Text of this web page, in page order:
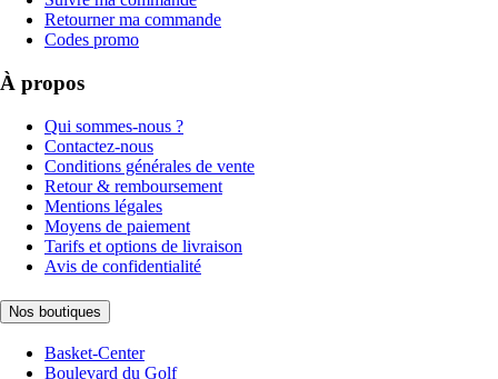
Retourner ma commande
Codes promo
À propos
Qui sommes-nous ?
Contactez-nous
Conditions générales de vente
Retour & remboursement
Mentions légales
Moyens de paiement
Tarifs et options de livraison
Avis de confidentialité
Nos boutiques
Basket-Center
Boulevard du Golf